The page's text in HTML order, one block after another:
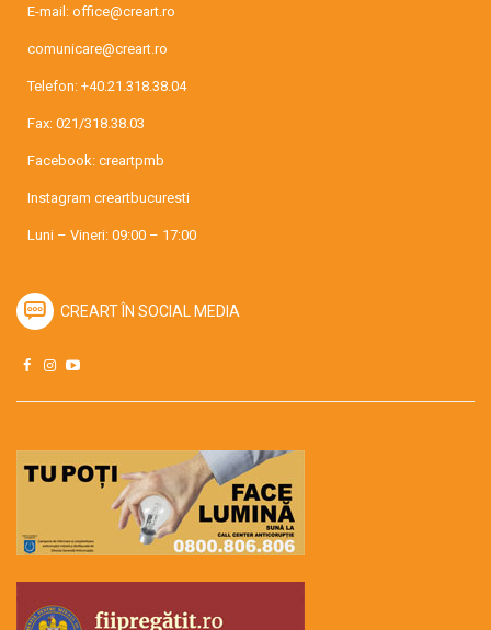
E-mail: office@creart.ro
comunicare@creart.ro
Telefon: +40.21.318.38.04
Fax: 021/318.38.03
Facebook: creartpmb
Instagram creartbucuresti
Luni – Vineri: 09:00 – 17:00
CREART ÎN SOCIAL MEDIA